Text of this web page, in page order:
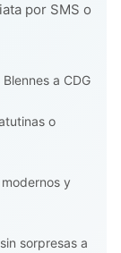
por SMS o
a CDG
o
y
sorpresas a